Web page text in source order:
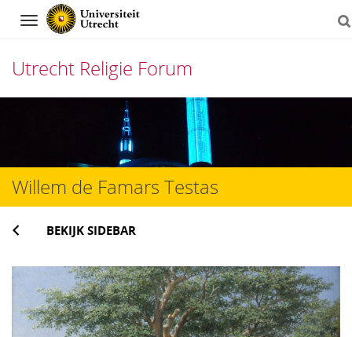
Navigation
Utrecht Religie Forum
het
inhoud
Willem de Famars Testas
BEKIJK SIDEBAR